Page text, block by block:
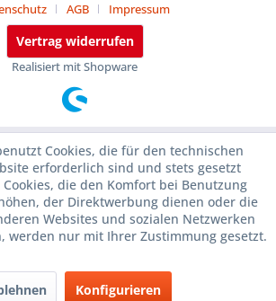
AGB Impressum
Vertrag widerrufen
Realisiert mit Shopware
Cookies, die für den technischen
erforderlich sind und stets gesetzt
die den Komfort bei Benutzung
der Direktwerbung dienen oder die
Websites und sozialen Netzwerken
werden nur mit Ihrer Zustimmung gesetzt.
Konfigurieren